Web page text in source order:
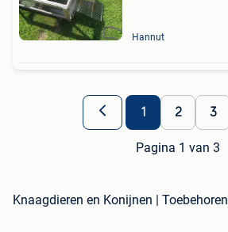
Hannut
1 2 3
Pagina 1 van 3
Knaagdieren en Konijnen | Toebehoren